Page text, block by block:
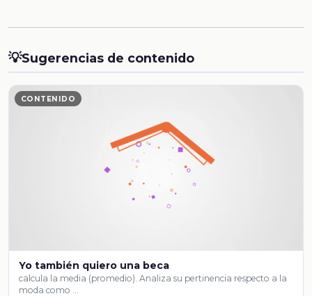
💡Sugerencias de contenido
CONTENIDO
Yo también quiero una beca
calcula la media (promedio). Analiza su pertinencia respecto a la
moda como …